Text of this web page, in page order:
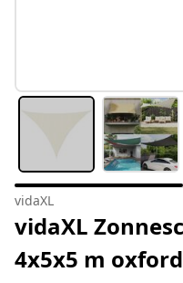
vidaXL
vidaXL
4x5x5 m